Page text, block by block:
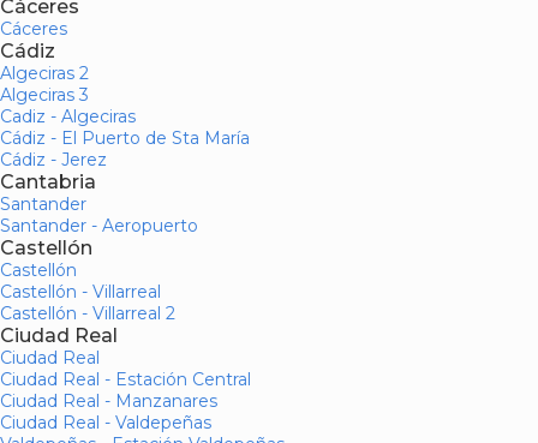
Cáceres
Cáceres
Cádiz
Algeciras 2
Algeciras 3
Cadiz - Algeciras
Cádiz - El Puerto de Sta María
Cádiz - Jerez
Cantabria
Santander
Santander - Aeropuerto
Castellón
Castellón
Castellón - Villarreal
Castellón - Villarreal 2
Ciudad Real
Ciudad Real
Ciudad Real - Estación Central
Ciudad Real - Manzanares
Ciudad Real - Valdepeñas